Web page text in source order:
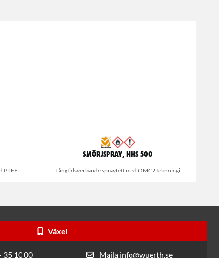
PTFE
Smörjspray, HHS 500
Långtidsverkande sprayfett med OMC2 teknologi
Växel
35 10 00 Maila info@wuerth.se